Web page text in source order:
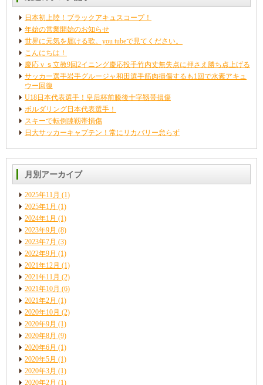
日本初上陸！ブラックアキュスコープ！
年始の営業開始のお知らせ
世界に元気を届ける歌。you tubeで見てください。
こんにちは！
慶応ｖｓ立教9回2イニング慶応投手竹内丈無失点に押さえ勝ち点上げる
サッカー選手岩手グルージャ和田選手筋肉損傷するも1回で水素アキュ
ウー回復
U18日本代表選手！皇后杯前膝後十字靱帯損傷
ボルダリング日本代表選手！
スキーで転倒膝靱帯損傷
日大サッカーキャプテン！常にリカバリー怠らず
月別アーカイブ
2025年11月 (1)
2025年1月 (1)
2024年1月 (1)
2023年9月 (8)
2023年7月 (3)
2022年9月 (1)
2021年12月 (1)
2021年11月 (2)
2021年10月 (6)
2021年2月 (1)
2020年10月 (2)
2020年9月 (1)
2020年8月 (9)
2020年6月 (1)
2020年5月 (1)
2020年3月 (1)
2020年2月 (1)